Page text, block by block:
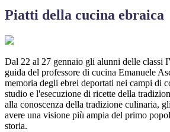
Piatti della cucina ebraica
Dal 22 al 27 gennaio gli alunni delle classi
guida del professore di cucina Emanuele
memoria degli ebrei deportati nei campi di
studio e l'esecuzione di ricette della
alla conoscenza della tradizione culinaria,
avere una visione più ampia del primo
storia.